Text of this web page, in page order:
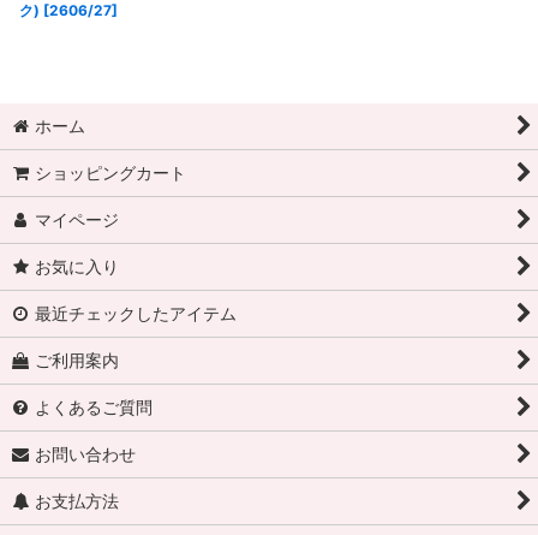
ク) [2606/27]
ホーム
ショッピングカート
マイページ
お気に入り
最近チェックしたアイテム
ご利用案内
よくあるご質問
お問い合わせ
お支払方法